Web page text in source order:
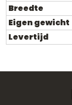
Breedte
Eigen gewicht
Levertijd